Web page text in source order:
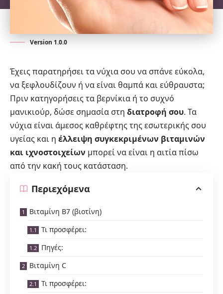
Version 1.0.0
Έχεις παρατηρήσει τα νύχια σου να σπάνε εύκολα,
να ξεφλουδίζουν ή να είναι θαμπά και εύθραυστα;
Πριν κατηγορήσεις τα βερνίκια ή το συχνό
μανικιούρ, δώσε σημασία στη διατροφή σου. Τα
νύχια είναι άμεσος καθρέφτης της εσωτερικής σου
υγείας και η έλλειψη συγκεκριμένων βιταμινών
και ιχνοστοιχείων μπορεί να είναι η αιτία πίσω
από την κακή τους κατάσταση.
Περιεχόμενα
Βιταμίνη Β7 (βιοτίνη)
Τι προσφέρει:
Πηγές:
Βιταμίνη C
Τι προσφέρει: